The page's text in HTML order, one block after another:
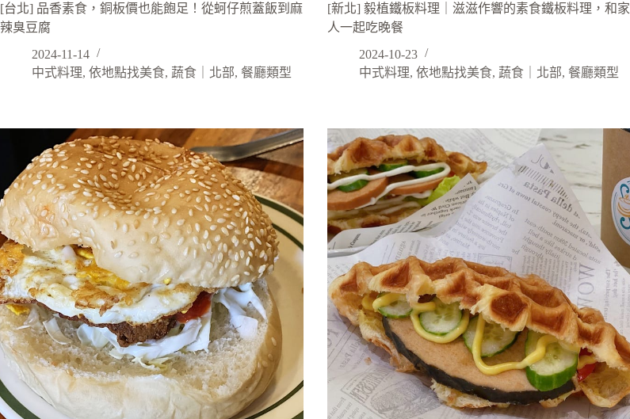
[台北] 品香素食，銅板價也能飽足！從蚵仔煎蓋飯到麻
辣臭豆腐
2024-11-14
中式料理, 依地點找美食, 蔬食｜北部, 餐廳類型
[新北] 毅植鐵板料理｜滋滋作響的素食鐵板料理，和家
人一起吃晚餐
2024-10-23
中式料理,依地點找美食, 蔬食｜北部, 餐廳類型